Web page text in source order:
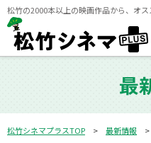
松竹の2000本以上の映画作品から、オ
最
松竹シネマプラスTOP 最新情報